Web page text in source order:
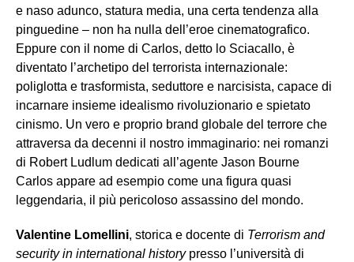
e naso adunco, statura media, una certa tendenza alla
pinguedine – non ha nulla dell’eroe cinematografico.
Eppure con il nome di Carlos, detto lo Sciacallo, è
diventato l’archetipo del terrorista internazionale:
poliglotta e trasformista, seduttore e narcisista, capace di
incarnare insieme idealismo rivoluzionario e spietato
cinismo. Un vero e proprio brand globale del terrore che
attraversa da decenni il nostro immaginario: nei romanzi
di Robert Ludlum dedicati all’agente Jason Bourne
Carlos appare ad esempio come una figura quasi
leggendaria, il più pericoloso assassino del mondo.
Valentine Lomellini, storica e docente di Terrorism and
security in international historypresso l’università di